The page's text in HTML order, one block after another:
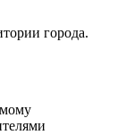
города.